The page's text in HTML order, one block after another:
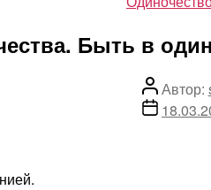
Быть в
Автор
записи
Автор:
Дата